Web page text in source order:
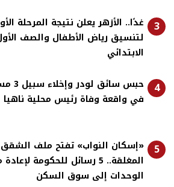
3
غدًا.. الأزهر يعلن نتيجة المرحلة
لتنسيق رياض الأطفال والصف
الابتدائي
4
حبس
في واقعة وفاة رئيس محلية ناهيا
5
«إسكان النواب» تفتح ملف الشقق
المغلقة.. 5 رسائل للحكومة
الوحدات إلى سوق السكن